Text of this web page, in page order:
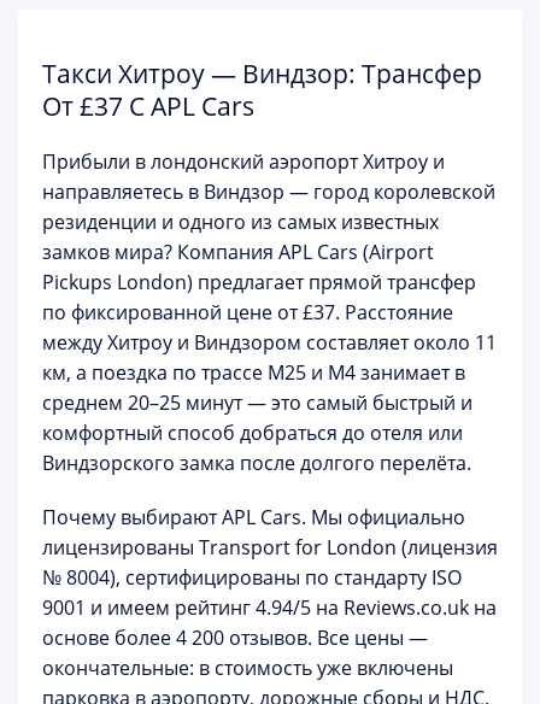
Такси Хитроу — Виндзор: Трансфер
От £37 С APL Cars
Прибыли в лондонский аэропорт Хитроу и
направляетесь в Виндзор — город королевской
резиденции и одного из самых известных
замков мира? Компания APL Cars (Airport
Pickups London) предлагает прямой трансфер
по фиксированной цене от £37. Расстояние
между Хитроу и Виндзором составляет около 11
км, а поездка по трассе M25 и M4 занимает в
среднем 20–25 минут — это самый быстрый и
комфортный способ добраться до отеля или
Виндзорского замка после долгого перелёта.
Почему выбирают APL Cars. Мы официально
лицензированы Transport for London (лицензия
№ 8004), сертифицированы по стандарту ISO
9001 и имеем рейтинг4.94/5 на Reviews.co.uk на
основе более 4 200 отзывов. Все цены —
окончательные: в стоимость уже включены
парковка в аэропорту, дорожные сборы и НДС.